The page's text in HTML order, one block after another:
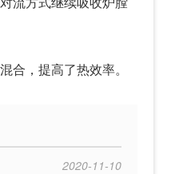
，提高了热效率。
2020-11-10